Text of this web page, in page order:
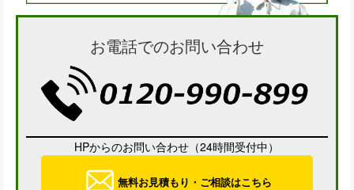
お電話でのお問い合わせ
HPからのお問い合わせ（24時間受付中）
無料お見積もり・ご相談はこちら